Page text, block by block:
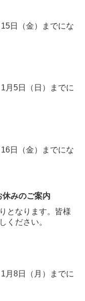
日（金）までにな
5日（日）までに
日（金）までにな
みのご案内
となります。皆様
ください。
8日（月）までに